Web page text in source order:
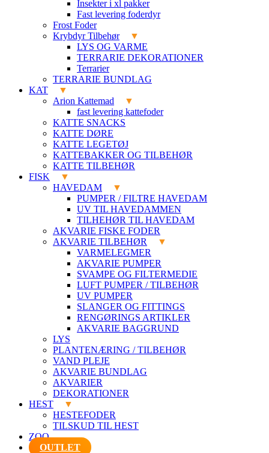
Insekter i xl pakker
Fast levering foderdyr
Frost Foder
Krybdyr Tilbehør
LYS OG VARME
TERRARIE DEKORATIONER
Terrarier
TERRARIE BUNDLAG
KAT
Arion Kattemad
fast levering kattefoder
KATTE SNACKS
KATTE DØRE
KATTE LEGETØJ
KATTEBAKKER OG TILBEHØR
KATTE TILBEHØR
FISK
HAVEDAM
PUMPER / FILTRE HAVEDAM
UV TIL HAVEDAMMEN
TILHEHØR TIL HAVEDAM
AKVARIE FISKE FODER
AKVARIE TILBEHØR
VARMELEGMER
AKVARIE PUMPER
SVAMPE OG FILTERMEDIE
LUFT PUMPER / TILBEHØR
UV PUMPER
SLANGER OG FITTINGS
RENGØRINGS ARTIKLER
AKVARIE BAGGRUND
LYS
PLANTENÆRING / TILBEHØR
VAND PLEJE
AKVARIE BUNDLAG
AKVARIER
DEKORATIONER
HEST
HESTEFODER
TILSKUD TIL HEST
ZOO
OUTLET